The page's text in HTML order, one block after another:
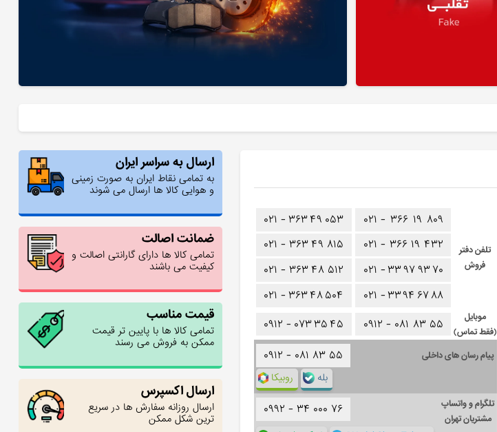
ارسال به سراسر ایران
به تمامی نقاط ایران به صورت زمینی
و هوایی کالا ها ارسال می شوند
ضمانت اصالت
تمامی کالا ها دارای گارانتی اصالت و
کیفیت می باشند
قیمت مناسب
تمامی کالا ها با پایین تر قیمت
ممکن به فروش می رسند
ارسال اکسپرس
ارسال روزانه سفارش ها در سریع
ترین شکل ممکن
تلفن دفتر
فروش
۰۲۱ - ۳۶۶ ۱۹ ۸۰۹
۰۲۱ - ۳۶۶ ۱۹ ۴۳۲
۰۲۱ -۳۳۹۷۹۳۷۰
۰۲۱ -۳۳۹۴ ۶۷۸۸
۰۲۱ - ۳۶۳۴۹ ۰۵۳
۰۲۱ - ۳۶۳ ۴۹ ۸۱۵
۰۲۱ - ۳۶۳ ۴۸ ۵۱۲
۰۲۱ - ۳۶۳۴۸۵۰۴
موبایل
(فقط تماس)
۰۹۱۲ - ۰۸۱ ۸۳ ۵۵ ۰۹۱۲ - ۰۷۳۳۵ ۴۵
پیام رسان های داخلی ۰۹۱۲ - ۰۸۱ ۸۳ ۵۵
روبیکا بله
تلگرام و واتساپ
مشتریان تهران
۰۹۹۲ - ۳۴ ۰۰۰ ۷۶